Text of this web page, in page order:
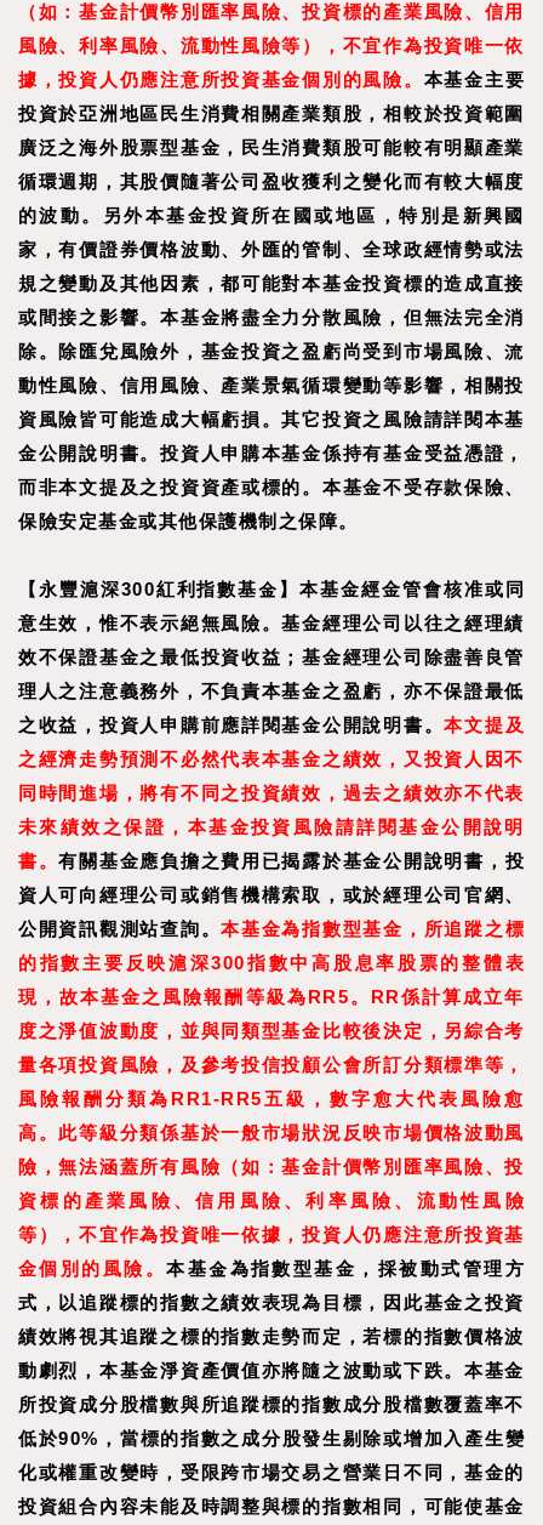
（如：基金計價幣別匯率風險、投資標的產業風險、信用
風險、利率風險、流動性風險等），不宜作為投資唯一依
據，投資人仍應注意所投資基金個別的風險。 本基金主要
投資於亞洲地區民生消費相關產業類股，相較於投資範圍
廣泛之海外股票型基金，民生消費類股可能較有明顯產業
循環週期，其股價隨著公司盈收獲利之變化而有較大幅度
的波動。另外本基金投資所在國或地區，特別是新興國
家，有價證券價格波動、外匯的管制、全球政經情勢或法
規之變動及其他因素，都可能對本基金投資標的造成直接
或間接之影響。本基金將盡全力分散風險，但無法完全消
除。除匯兌風險外，基金投資之盈虧尚受到市場風險、流
動性風險、信用風險、產業景氣循環變動等影響，相關投
資風險皆可能造成大幅虧損。其它投資之風險請詳閱本基
金公開說明書。投資人申購本基金係持有基金受益憑證，
而非本文提及之投資資產或標的。本基金不受存款保險、
保險安定基金或其他保護機制之保障。
【永豐滬深300紅利指數基金 】本基金經金管會核准或同
意生效，惟不表示絕無風險。基金經理公司以往之經理績
效不保證基金之最低投資收益；基金經理公司除盡善良管
理人之注意義務外，不負責本基金之盈虧，亦不保證最低
之收益，投資人申購前應詳閱基金公開說明書。本文提及
之經濟走勢預測不必然代表本基金之績效，又投資人因不
同時間進場，將有不同之投資績效，過去之績效亦不代表
未來績效之保證，本基金投資風險請詳閱基金公開說明
書。有關基金應負擔之費用已揭露於基金公開說明書，投
資人可向經理公司或銷售機構索取，或於經理公司官網、
公開資訊觀測站查詢。本基金為指數型基金，所追蹤之標
的指數主要反映滬深300指數中高股息率股票的整體表
現，故本基金之風險報酬等級為RR5。RR係計算成立年
度之淨值波動度，並與同類型基金比較後決定，另綜合考
量各項投資風險，及參考投信投顧公會所訂分類標準等，
風險報酬分類為RR1-RR5五級，數字愈大代表風險愈
高。此等級分類係基於一般市場狀況反映市場價格波動風
險，無法涵蓋所有風險（如：基金計價幣別匯率風險、投
資標的產業風險、信用風險、利率風險、流動性風險
等），不宜作為投資唯一依據，投資人仍應注意所投資基
金個別的風險。本基金為指數型基金，採被動式管理方
式，以追蹤標的指數之績效表現為目標，因此基金之投資
績效將視其追蹤之標的指數走勢而定，若標的指數價格波
動劇烈，本基金淨資產價值亦將隨之波動或下跌。本基金
所投資成分股檔數與所追蹤標的指數成分股檔數覆蓋率不
低於90%，當標的指數之成分股發生剔除或增加入產生變
化或權重改變時，受限跨市場交易之營業日不同，基金的
投資組合內容未能及時調整與標的指數相同，可能使基金